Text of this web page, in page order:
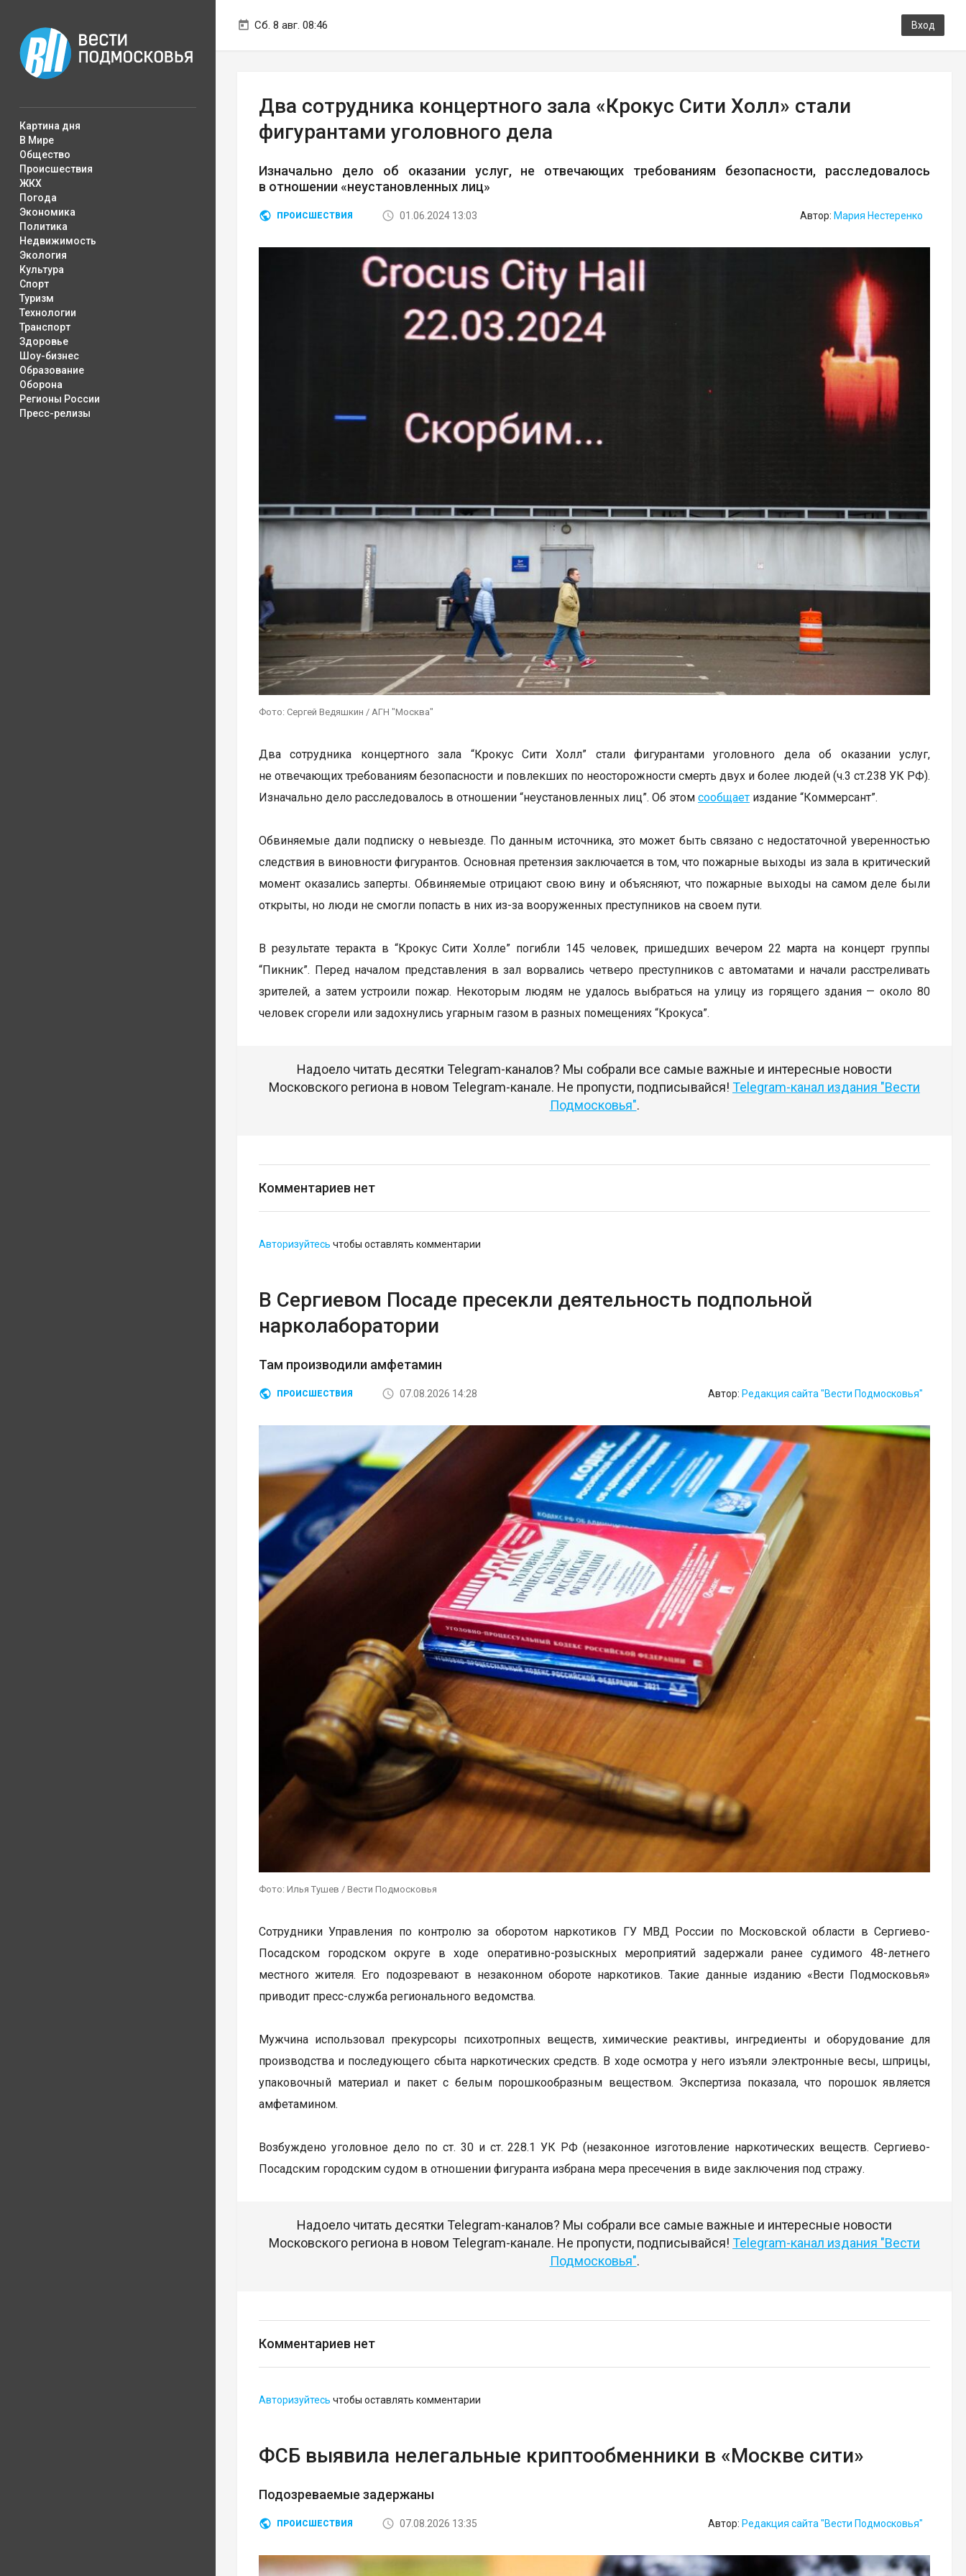
Сб. 8 авг. 08:46 Вход
Картина дня
В Мире
Общество
Происшествия
ЖКХ
Погода
Экономика
Политика
Недвижимость
Экология
Культура
Спорт
Туризм
Технологии
Транспорт
Здоровье
Шоу-бизнес
Образование
Оборона
Регионы России
Пресс-релизы
Два сотрудника концертного зала «Крокус Сити Холл» стали
фигурантами уголовного дела
Изначально дело об оказании услуг, не отвечающих требованиям безопасности, расследовалось
в отношении «неустановленных лиц»
ПРОИСШЕСТВИЯ 01.06.2024 13:03 Автор: Мария Нестеренко
Фото: Сергей Ведяшкин / АГН "Москва"
Два сотрудника концертного зала “Крокус Сити Холл” стали фигурантами уголовного дела об оказании услуг,
не отвечающих требованиям безопасности и повлекших по неосторожности смерть двух и более людей (ч.3 ст.238 УК РФ).
Изначально дело расследовалось в отношении “неустановленных лиц”. Об этом сообщает издание “Коммерсант”.
Обвиняемые дали подписку о невыезде. По данным источника, это может быть связано с недостаточной уверенностью
следствия в виновности фигурантов. Основная претензия заключается в том, что пожарные выходы из зала в критический
момент оказались заперты. Обвиняемые отрицают свою вину и объясняют, что пожарные выходы на самом деле были
открыты, но люди не смогли попасть в них из-за вооруженных преступников на своем пути.
В результате теракта в “Крокус Сити Холле” погибли 145 человек, пришедших вечером 22 марта на концерт группы
“Пикник”. Перед началом представления в зал ворвались четверо преступников с автоматами и начали расстреливать
зрителей, а затем устроили пожар. Некоторым людям не удалось выбраться на улицу из горящего здания — около 80
человек сгорели или задохнулись угарным газом в разных помещениях “Крокуса”.
Надоело читать десятки Telegram-каналов? Мы собрали все самые важные и интересные новости
Московского региона в новом Telegram-канале. Не пропусти, подписывайся! Telegram-канал издания "Вести
Подмосковья".
Комментариев нет
Авторизуйтесь чтобы оставлять комментарии
В Сергиевом Посаде пресекли деятельность подпольной
нарколаборатории
Там производили амфетамин
ПРОИСШЕСТВИЯ 07.08.2026 14:28 Автор: Редакция сайта "Вести Подмосковья"
Фото: Илья Тушев / Вести Подмосковья
Сотрудники Управления по контролю за оборотом наркотиков ГУ МВД России по Московской области в Сергиево-
Посадском городском округе в ходе оперативно-розыскных мероприятий задержали ранее судимого 48-летнего
местного жителя. Его подозревают в незаконном обороте наркотиков. Такие данные изданию «Вести Подмосковья»
приводит пресс-служба регионального ведомства.
Мужчина использовал прекурсоры психотропных веществ, химические реактивы, ингредиенты и оборудование для
производства и последующего сбыта наркотических средств. В ходе осмотра у него изъяли электронные весы, шприцы,
упаковочный материал и пакет с белым порошкообразным веществом. Экспертиза показала, что порошок является
амфетамином.
Возбуждено уголовное дело по ст. 30 и ст. 228.1 УК РФ (незаконное изготовление наркотических веществ. Сергиево-
Посадским городским судом в отношении фигуранта избрана мера пресечения в виде заключения под стражу.
Надоело читать десятки Telegram-каналов? Мы собрали все самые важные и интересные новости
Московского региона в новом Telegram-канале. Не пропусти, подписывайся! Telegram-канал издания "Вести
Подмосковья".
Комментариев нет
Авторизуйтесь чтобы оставлять комментарии
ФСБ выявила нелегальные криптообменники в «Москве сити»
Подозреваемые задержаны
ПРОИСШЕСТВИЯ 07.08.2026 13:35 Автор: Редакция сайта "Вести Подмосковья"